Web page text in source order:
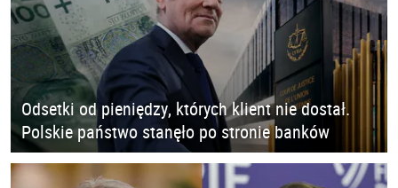
Odsetki od pieniędzy, których klient nie dostał.
Polskie państwo stanęło po stronie banków